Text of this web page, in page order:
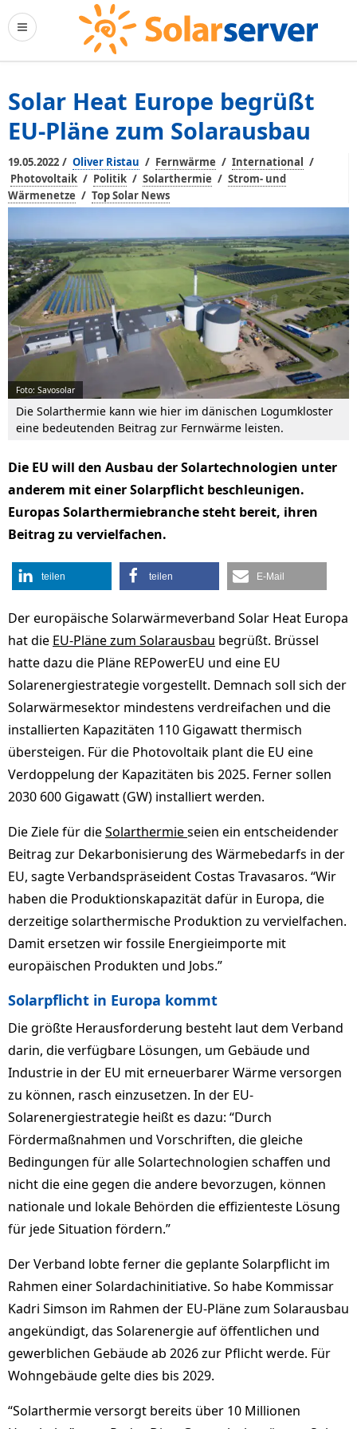
Solar Heat Europe begrüßt
EU-Pläne zum Solarausbau
19.05.2022 / Oliver Ristau / Fernwärme / International /
Photovoltaik / Politik / Solarthermie / Strom- und
Wärmenetze / Top Solar News
Foto: Savosolar
Die Solarthermie kann wie hier im dänischen Logumkloster
eine bedeutenden Beitrag zur Fernwärme leisten.
Die EU will den Ausbau der Solartechnologien unter
anderem mit einer Solarpflicht beschleunigen.
Europas Solarthermiebranche steht bereit, ihren
Beitrag zu vervielfachen.
teilen teilen E-Mail
Der europäische Solarwärmeverband Solar Heat Europa
hat die EU-Pläne zum Solarausbau begrüßt. Brüssel
hatte dazu die Pläne REPowerEU und eine EU
Solarenergiestrategie vorgestellt. Demnach soll sich der
Solarwärmesektor mindestens verdreifachen und die
installierten Kapazitäten 110 Gigawatt thermisch
übersteigen. Für die Photovoltaik plant die EU eine
Verdoppelung der Kapazitäten bis 2025. Ferner sollen
2030 600 Gigawatt (GW) installiert werden.
Die Ziele für dieSolarthermieseien ein entscheidender
Beitrag zur Dekarbonisierung des Wärmebedarfs in der
EU, sagte Verbandspräseident Costas Travasaros. “Wir
haben die Produktionskapazität dafür in Europa, die
derzeitige solarthermische Produktion zu vervielfachen.
Damit ersetzen wir fossile Energieimporte mit
europäischen Produkten und Jobs.”
Solarpflicht in Europa kommt
Die größte Herausforderung besteht laut dem Verband
darin, die verfügbare Lösungen, um Gebäude und
Industrie in der EU mit erneuerbarer Wärme versorgen
zu können, rasch einzusetzen. In der EU-
Solarenergiestrategie heißt es dazu: “Durch
Fördermaßnahmen und Vorschriften, die gleiche
Bedingungen für alle Solartechnologien schaffen und
nicht die eine gegen die andere bevorzugen, können
nationale und lokale Behörden die effizienteste Lösung
für jede Situation fördern.”
Der Verband lobte ferner die geplante Solarpflicht im
Rahmen einer Solardachinitiative. So habe Kommissar
Kadri Simson im Rahmen der EU-Pläne zum Solarausbau
angekündigt, das Solarenergie auf öffentlichen und
gewerblichen Gebäude ab 2026 zur Pflicht werde. Für
Wohngebäude gelte dies bis 2029.
“Solarthermie versorgt bereits über 10 Millionen